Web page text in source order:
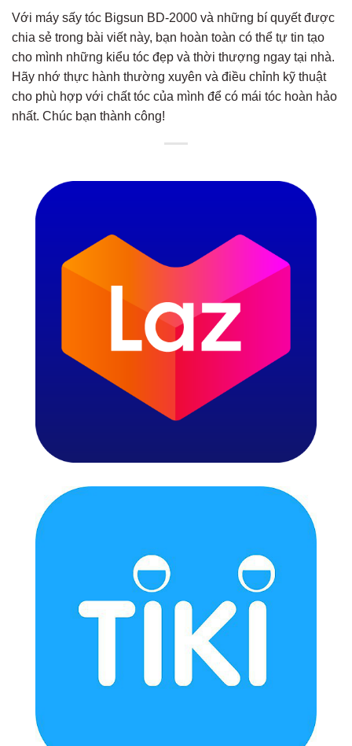
Với máy sấy tóc Bigsun BD-2000 và những bí quyết được
chia sẻ trong bài viết này, bạn hoàn toàn có thể tự tin tạo
cho mình những kiểu tóc đẹp và thời thượng ngay tại nhà.
Hãy nhớ thực hành thường xuyên và điều chỉnh kỹ thuật
cho phù hợp với chất tóc của mình để có mái tóc hoàn hảo
nhất. Chúc bạn thành công!